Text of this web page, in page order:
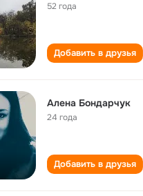
52 года
Добавить в друзья
Алена Бондарчук
24 года
Добавить в друзья